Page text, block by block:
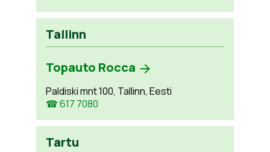
Tallinn
Topauto Rocca
Paldiski mnt 100, Tallinn, Eesti
☎ 617 7080
Tartu